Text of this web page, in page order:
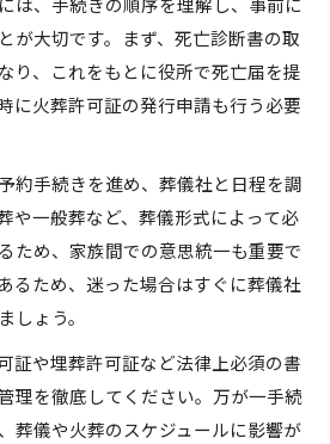
が大切です。まず、死亡診断書の取
り、これをもとに役所で死亡届を提
に火葬許可証の発行申請も行う必要
約手続きを進め、葬儀社と日程を調
や一般葬など、葬儀形式によって必
ため、家族間での意思統一も重要で
るため、迷った場合はすぐに葬儀社
しょう。
証や埋葬許可証など法律上必須の書
理を徹底してください。万が一手続
葬儀や火葬のスケジュールに影響が